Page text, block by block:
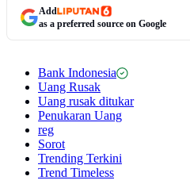
Add
as a preferred source on Google
Bank Indonesia
Uang Rusak
Uang rusak ditukar
Penukaran Uang
reg
Sorot
Trending Terkini
Trend Timeless